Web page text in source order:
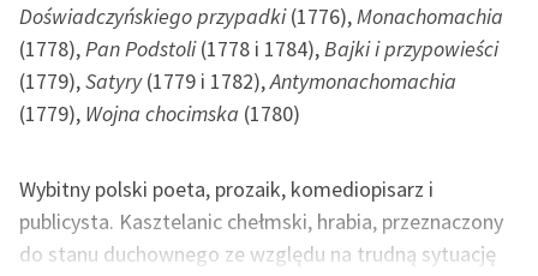
Doświadczyńskiego przypadki(1776),Monachomachia
(1778),Pan Podstoli(1778 i 1784),Bajki i przypowieści
(1779),Satyry(1779 i 1782),Antymonachomachia
(1779), Wojna chocimska (1780)
Wybitny polski poeta, prozaik, komediopisarz i
publicysta. Kasztelanic chełmski, hrabia, przeznaczony
do stanu duchownego ze względu na trudną sytuację